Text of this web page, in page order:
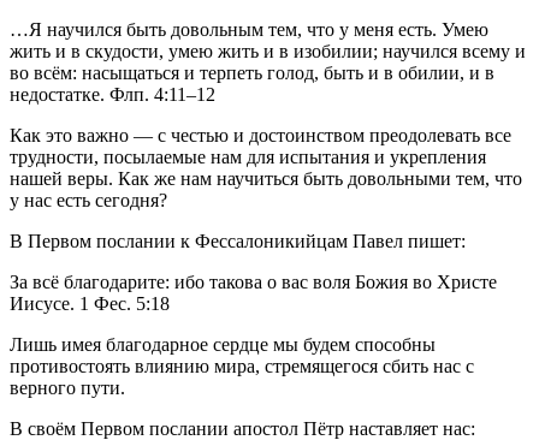
…Я научился быть довольным тем, что у меня есть. Умею
жить и в скудости, умею жить и в изобилии; научился всему и
во всём: насыщаться и терпеть голод, быть и в обилии, и в
недостатке. Флп. 4:11–12
Как это важно — с честью и достоинством преодолевать все
трудности, посылаемые нам для испытания и укрепления
нашей веры. Как же нам научиться быть довольными тем, что
у нас есть сегодня?
В Первом послании к Фессалоникийцам Павел пишет:
За всё благодарите: ибо такова о вас воля Божия во Христе
Иисусе. 1 Фес. 5:18
Лишь имея благодарное сердце мы будем способны
противостоять влиянию мира, стремящегося сбить нас с
верного пути.
В своём Первом послании апостол Пётр наставляет нас: